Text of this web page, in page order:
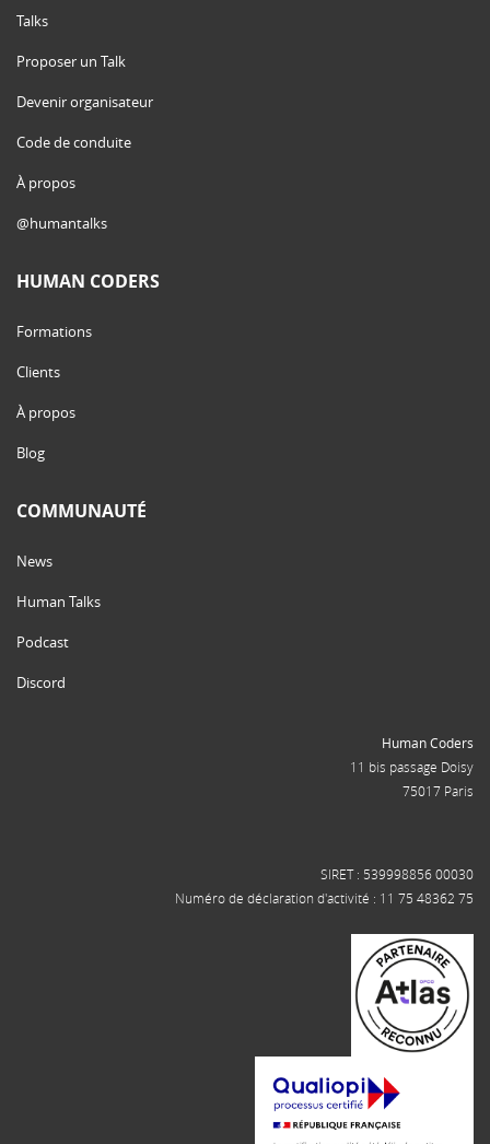
Talks
Proposer un Talk
Devenir organisateur
Code de conduite
À propos
@humantalks
HUMAN CODERS
Formations
Clients
À propos
Blog
COMMUNAUTÉ
News
Human Talks
Podcast
Discord
Human Coders
11 bis passage Doisy
75017 Paris
SIRET : 539998856 00030
Numéro de déclaration d'activité : 11 75 48362 75